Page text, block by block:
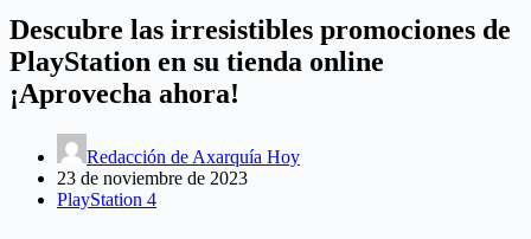
Descubre las irresistibles promociones de
PlayStation en su tienda online
¡Aprovecha ahora!
Redacción de Axarquía Hoy
23 de noviembre de 2023
PlayStation 4